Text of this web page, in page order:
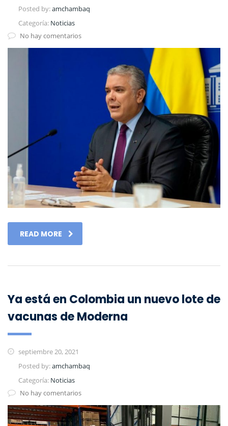
Posted by:amchambaq
Categoría: Noticias
No hay comentarios
READ MORE
Ya está en Colombia un nuevo lote de
vacunas de Moderna
septiembre 20, 2021
Posted by:amchambaq
Categoría: Noticias
No hay comentarios